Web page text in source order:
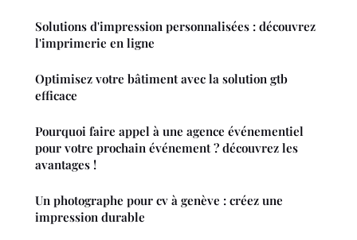
Solutions d'impression personnalisées : découvrez
l'imprimerie en ligne
Optimisez votre bâtiment avec la solution gtb
efficace
Pourquoi faire appel à une agence événementiel
pour votre prochain événement ? découvrez les
avantages !
Un photographe pour cv à genève : créez une
impression durable